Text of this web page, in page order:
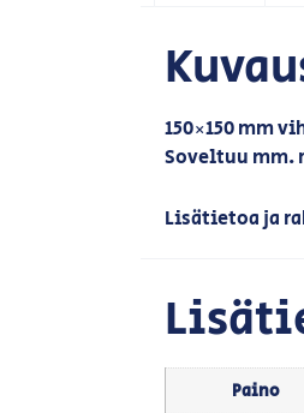
150×150 mm
Soveltuu mm.
Lisätietoa ja
Paino